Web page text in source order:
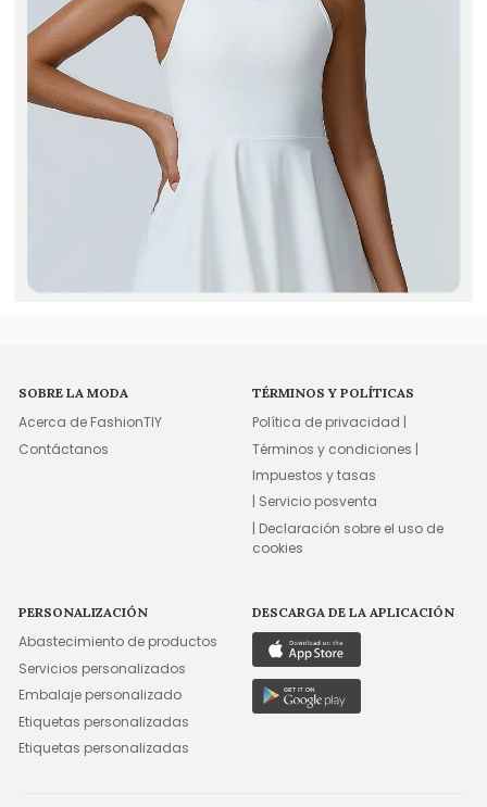
SOBRE LA MODA
Acerca de FashionTIY
Contáctanos
TÉRMINOS Y POLÍTICAS
Política de privacidad |
Términos y condiciones |
Impuestos y tasas
| Servicio posventa
| Declaración sobre el uso de
cookies
PERSONALIZACIÓN
Abastecimiento de productos
Servicios personalizados
Embalaje personalizado
Etiquetas personalizadas
Etiquetas personalizadas
DESCARGA DE LA APLICACIÓN